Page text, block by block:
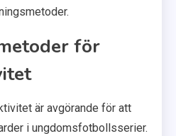
för
är avgörande för att
i ungdomsfotbollsserier.